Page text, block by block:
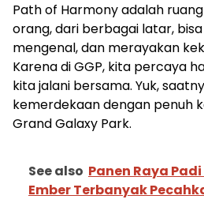
Path of Harmony adalah
orang, dari berbagai latar,
mengenal, dan merayakan
Karena di GGP, kita percaya
kita jalani bersama. Yuk,
kemerdekaan dengan penuh
Grand Galaxy Park.
See also Panen Raya
Ember Terbanyak